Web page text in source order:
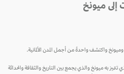
ميونخ
واكتشف واحدةً من أجمل المدن الألمانية.
به ميونخ والذي يجمع بين التاريخ والثقافة والحداثة